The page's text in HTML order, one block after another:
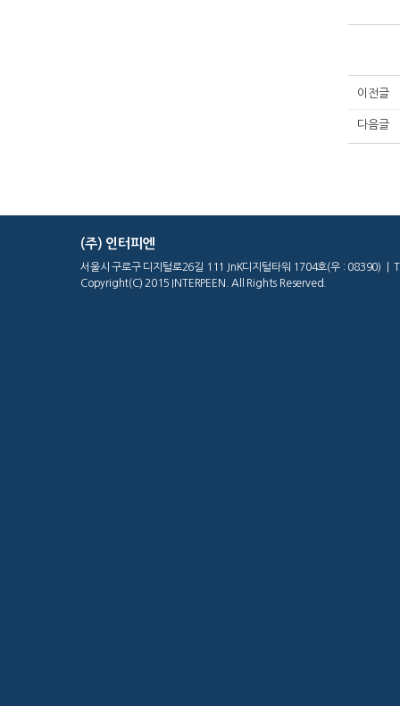
이전글
다음글
(주) 인터피엔
서울시 구로구 디지털로26길 111 JnK디지털타워 1704호(우 :
Copyright(C) 2015 INTERPEEN. All Rights Reserved.